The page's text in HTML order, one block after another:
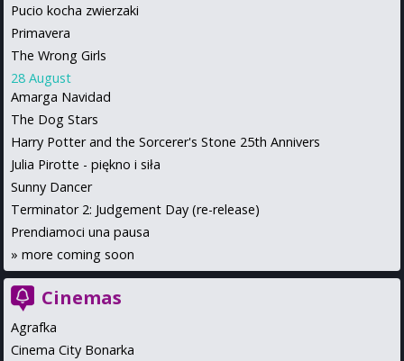
Pucio kocha zwierzaki
Primavera
The Wrong Girls
28 August
Amarga Navidad
The Dog Stars
Harry Potter and the Sorcerer's Stone 25th Annivers
Julia Pirotte - piękno i siła
Sunny Dancer
Terminator 2: Judgement Day (re-release)
Prendiamoci una pausa
» more coming soon
Cinemas
Agrafka
Cinema City Bonarka